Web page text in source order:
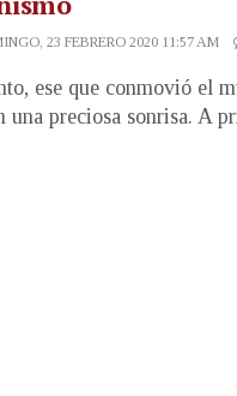
23 FEBRERO 2020 11:57 AM
ese que conmovió el
una preciosa sonrisa. A